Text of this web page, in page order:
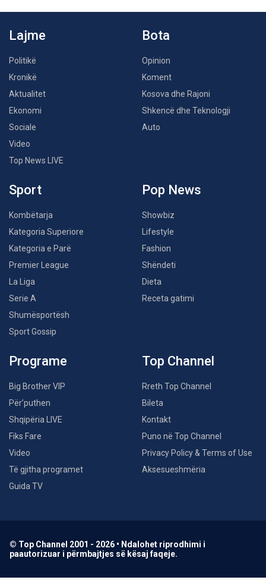
Lajme
Politikë
Kronikë
Aktualitet
Ekonomi
Sociale
Video
Top News LIVE
Bota
Opinion
Koment
Kosova dhe Rajoni
Shkencë dhe Teknologji
Auto
Sport
Kombëtarja
Kategoria Superiore
Kategoria e Parë
Premier League
La Liga
Serie A
Shumësportësh
Sport Gossip
Pop News
Showbiz
Lifestyle
Fashion
Shëndeti
Dieta
Receta gatimi
Programe
Big Brother VIP
Për’puthen
Shqipëria LIVE
Fiks Fare
Video
Të gjitha programet
Guida TV
Top Channel
Rreth Top Channel
Bileta
Kontakt
Puno në Top Channel
Privacy Policy & Terms of Use
Aksesueshmëria
© Top Channel 2001 - 2026 • Ndalohet riprodhimi i
paautorizuar i përmbajtjes së kësaj faqeje.